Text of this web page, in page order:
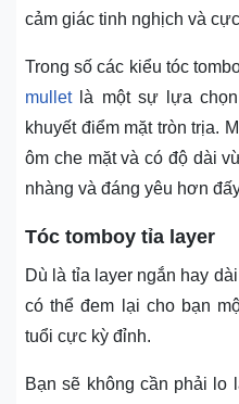
cảm giác tinh nghịch và
Trong số các kiểu tóc
mulletlà một sự lựa chọn
khuyết điểm mặt tròn trịa.
ôm che mặt và có độ dài
nhàng và đáng yêu hơn
Tóc tomboy tỉa layer
Dù là tỉa layer ngắn hay
có thể đem lại cho bạn
tuổi cực kỳ đỉnh.
Bạn sẽ không cần phải lo